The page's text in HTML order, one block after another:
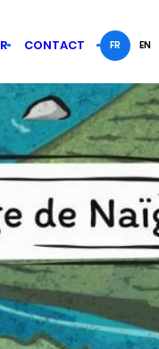
CONTACT FR EN